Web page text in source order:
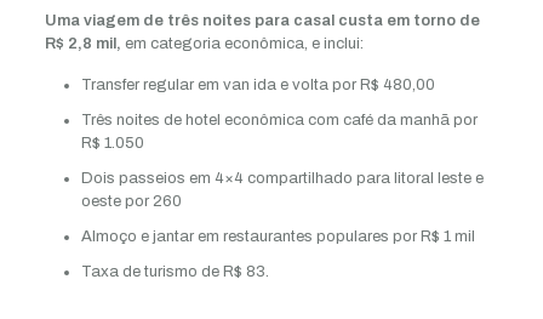
Uma viagem de três noites para casal custa em torno de
R$ 2,8 mil, em categoria econômica, e inclui:
Transfer regular em van ida e volta por R$ 480,00
Três noites de hotel econômica com café da manhã por
R$ 1.050
Dois passeios em 4×4 compartilhado para litoral leste e
oeste por 260
Almoço e jantar em restaurantes populares por R$ 1 mil
Taxa de turismo de R$ 83.